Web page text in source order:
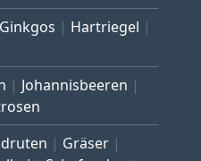
Ginkgos
Hartriegel
Johannisbeeren
Gräser